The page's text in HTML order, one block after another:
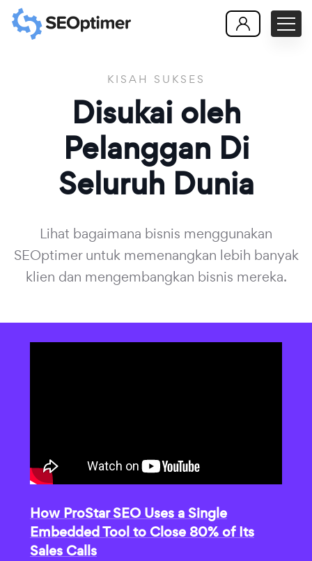
KISAH SUKSES
Disukai oleh
Pelanggan Di
Seluruh Dunia
Lihat bagaimana bisnis menggunakan
SEOptimer untuk memenangkan lebih banyak
klien dan mengembangkan bisnis mereka.
How ProStar SEO Uses a Single
Embedded Tool to Close 80% of Its
Sales Calls